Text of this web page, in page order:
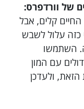
של וורדפרס:
קלים, אבל
כזה עלול לשבש
השתמשו
עם המון
ולעדכן